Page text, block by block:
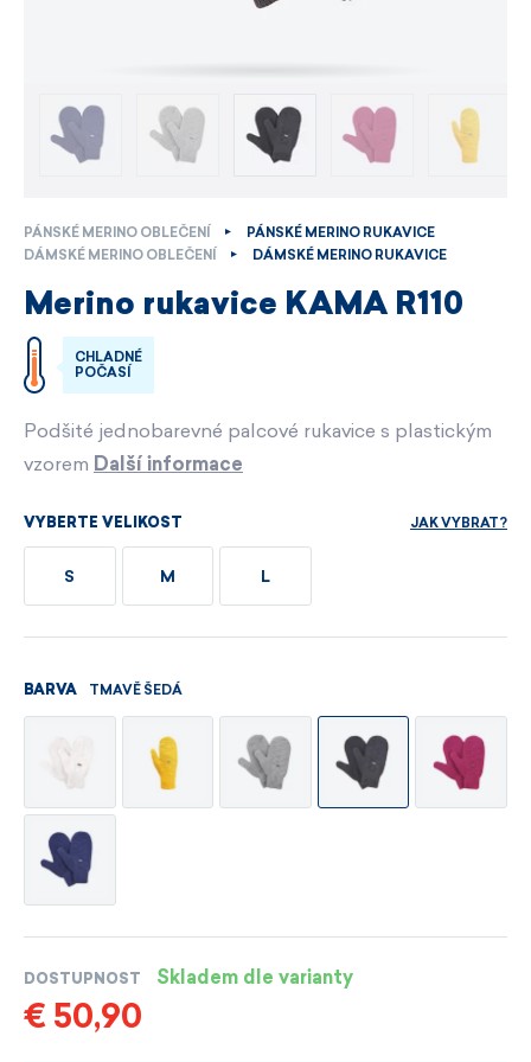
PÁNSKÉ MERINO OBLEČENÍ
PÁNSKÉ MERINO RUKAVICE
DÁMSKÉ MERINO OBLEČENÍ
DÁMSKÉ MERINO RUKAVICE
Merino rukavice KAMA R110
CHLADNÉ
POČASÍ
Podšité jednobarevné palcové rukavice s plastickým
vzorem Další informace
VYBERTE VELIKOST JAK VYBRAT?
S M L
BARVA TMAVĚ ŠEDÁ
DOSTUPNOST Skladem dle varianty
€ 50,90